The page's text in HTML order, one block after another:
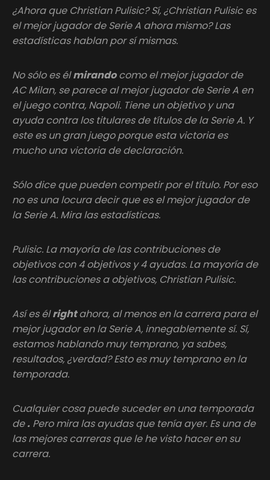
¿Ahora que Christian Pulisic? Sí, ¿Christian Pulisic es
el mejor jugador de Serie A ahora mismo? Las
estadísticas hablan por sí mismas.
No sólo es élmirandocomo el mejor jugador de
AC Milan, se parece al mejor jugador de Serie A en
el juego contra, Napoli. Tiene un objetivo y una
ayuda contra los titulares de títulos de la Serie A. Y
este es un gran juego porque esta victoria es
mucho una victoria de declaración.
Sólo dice que pueden competir por el título. Por eso
no es una locura decir que es el mejor jugador de
la Serie A. Mira las estadísticas.
Pulisic. La mayoría de las contribuciones de
objetivos con 4 objetivos y 4 ayudas. La mayoría de
las contribuciones a objetivos, Christian Pulisic.
Así es élrightahora, al menos en la carrera para el
mejor jugador en la Serie A, innegablemente sí. Sí,
estamos hablando muy temprano, ya sabes,
resultados, ¿verdad? Esto es muy temprano en la
temporada.
Cualquier cosa puede suceder en una temporada
de. Pero mira las ayudas que tenía ayer. Es una de
las mejores carreras que le he visto hacer en su
carrera.